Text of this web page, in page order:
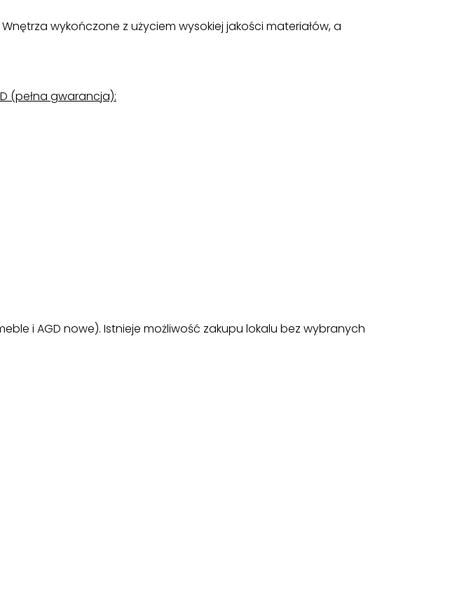
wykończone z użyciem wysokiej jakości materiałów, a
(pełna gwarancja):
i AGD nowe). Istnieje możliwość zakupu lokalu bez wybranych